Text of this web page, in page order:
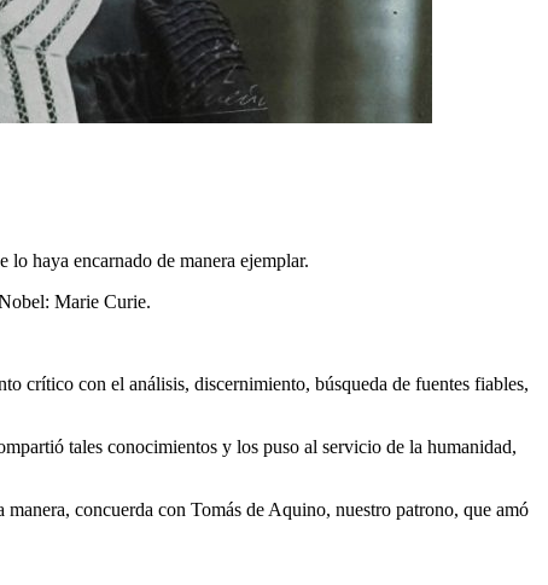
haya encarnado de manera ejemplar.
Marie Curie.
crítico con el análisis, discernimiento, búsqueda de fuentes fiables,
tales conocimientos y los puso al servicio de la humanidad,
concuerda con Tomás de Aquino, nuestro patrono, que amó